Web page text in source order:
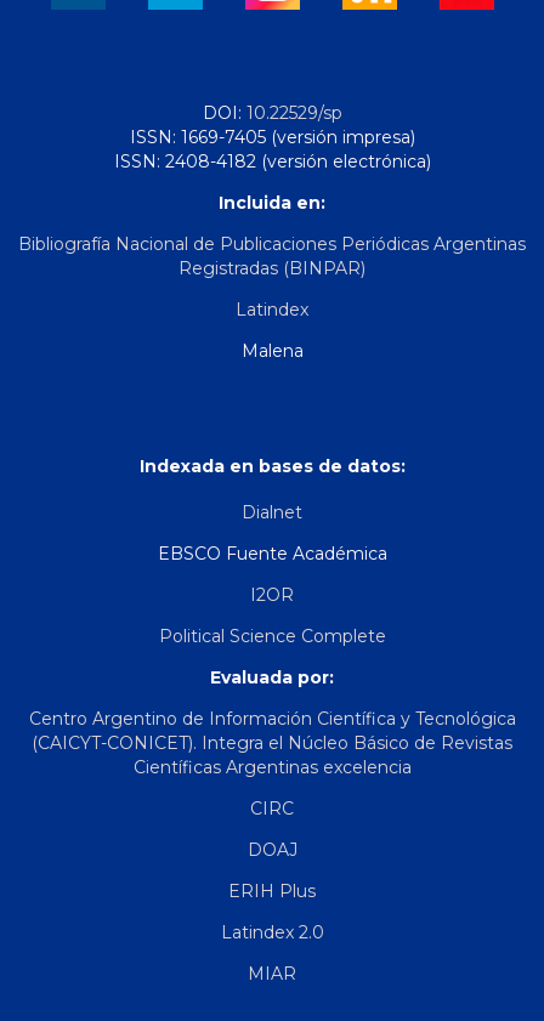
DOI: 10.22529/sp
ISSN: 1669-7405 (versión impresa)
ISSN: 2408-4182 (versión electrónica)
Incluida en:
Bibliografía Nacional de Publicaciones Periódicas Argentinas
Registradas (BINPAR)
Latindex
Malena
Indexada en bases de datos:
Dialnet
EBSCO Fuente Académica
I2OR
Political Science Complete
Evaluada por:
Centro Argentino de Información Científica y Tecnológica
(CAICYT-CONICET). Integra el Núcleo Básico de Revistas
Científicas Argentinas excelencia
CIRC
DOAJ
ERIH Plus
Latindex 2.0
MIAR